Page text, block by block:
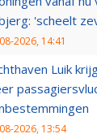
'scheelt
2026, 14:41
Luik
2026, 13:54